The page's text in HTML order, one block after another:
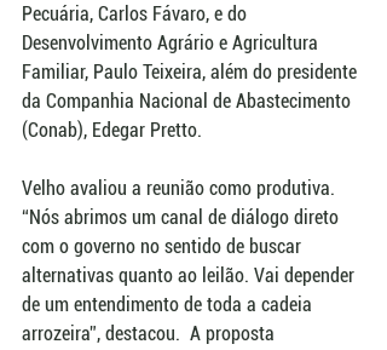
Pecuária, Carlos Fávaro, e do
Desenvolvimento Agrário e Agricultura
Familiar, Paulo Teixeira, além do presidente
da Companhia Nacional de Abastecimento
(Conab), Edegar Pretto.
Velho avaliou a reunião como produtiva.
“Nós abrimos um canal de diálogo direto
com o governo no sentido de buscar
alternativas quanto ao leilão. Vai depender
de um entendimento de toda a cadeia
arrozeira”, destacou.  A proposta